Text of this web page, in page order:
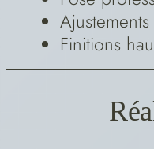
Finitions